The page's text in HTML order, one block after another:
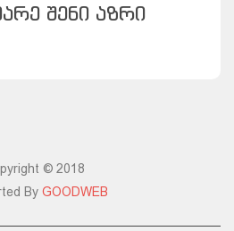
ᲨᲔᲜᲘ ᲐᲖᲠᲘ
© 2018
By GOODWEB